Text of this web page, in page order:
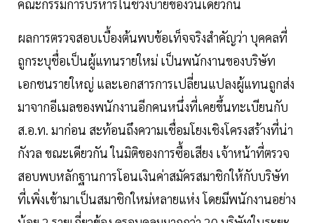
คณะกรรมการบริหารในช่วงบ่ายของวันเดียวกัน
ผลการตรวจสอบเบื้องต้นพบข้อเท็จจริงสำคัญว่า บุคคลที่
ถูกระบุชื่อเป็นผู้แทนรายใหม่ เป็นพนักงานของบริษัท
เอกชนรายใหญ่ และเอกสารการเปลี่ยนแปลงผู้แทนถูกส่ง
มาจากอีเมลของพนักงานอีกคนหนึ่งที่เคยขึ้นทะเบียนกับ
ส.อ.ท. มาก่อน สะท้อนถึงความเชื่อมโยงเชิงโครงสร้างที่น่า
กังวล ขณะเดียวกัน ในมิติของการซื้อเสียง เจ้าหน้าที่ตรวจ
สอบพบหลักฐานการโอนเงินค่าสมัครสมาชิกให้กับบริษัท
ที่เพิ่งเข้ามาเป็นสมาชิกใหม่หลายแห่ง โดยมีพนักงานอย่าง